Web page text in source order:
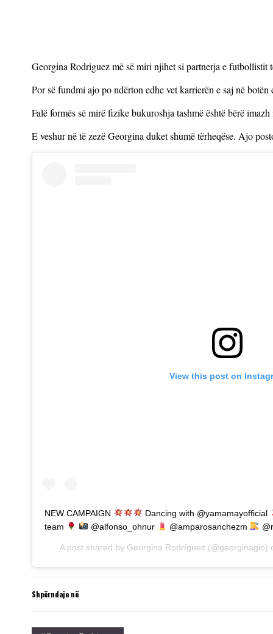
Georgina Rodriguez më së miri njihet si partnerja e futbollistit
Por së fundmi ajo po ndërton edhe vet karrierën e saj në botën
Falë formës së mirë fizike bukuroshja tashmë është bërë
E veshur në të zezë Georgina duket shumë tërheqëse. Ajo
View this post on
NEW CAMPAIGN
Dancing with @yamamayofficial
team
@alfonso_ohnur @amparosanchezm
A post shared by Georgina Rodríguez (@georginagio)
Shpërndaje në